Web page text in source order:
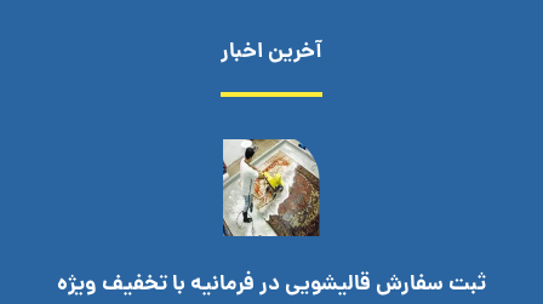
آخرین اخبار
ثبت سفارش قالیشویی در فرمانیه با تخفیف ویژه